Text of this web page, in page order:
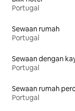
Portugal
Sewaan rumah
Portugal
Sewaan dengan
Portugal
Sewaan rumah
Portugal